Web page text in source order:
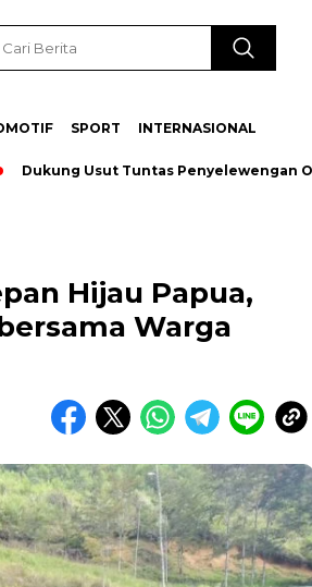
SPORT INTERNASIONAL
Usut Tuntas Penyelewengan Oknum
Hijau Papua,
Warga